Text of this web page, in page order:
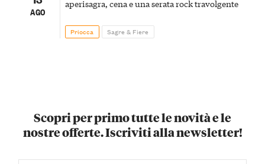
AGO
aperisagra, cena e una serata rock travolgente
Priocca Sagre & Fiere
Scopri per primo tutte le novità e le
nostre offerte. Iscriviti alla newsletter!